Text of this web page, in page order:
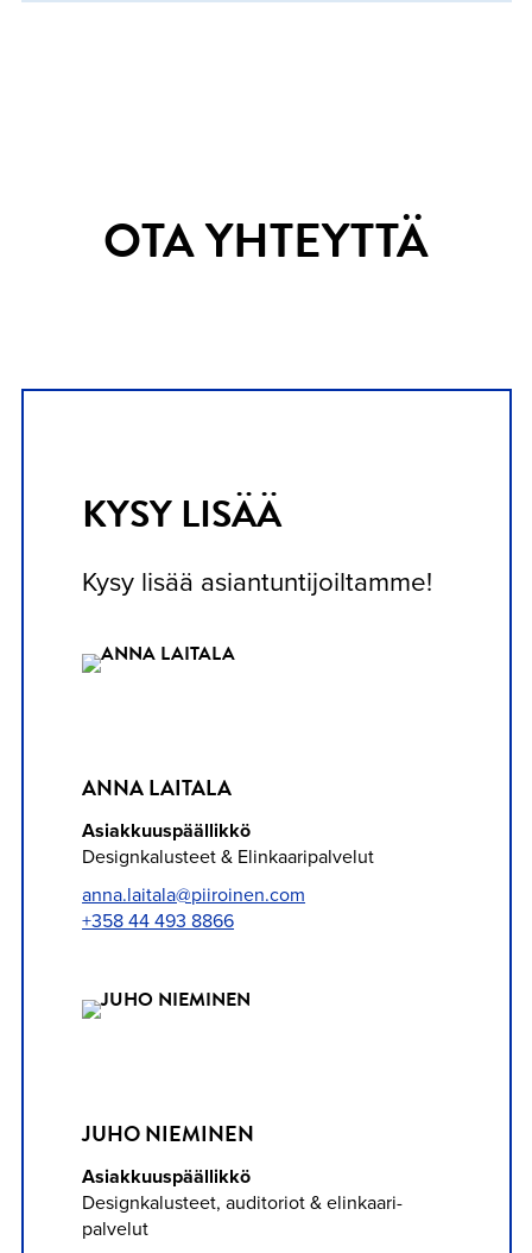
OTA YHTEYTTÄ
KYSY LISÄÄ
Kysy lisää asiantuntijoiltamme!
ANNA LAITALA
Asiakkuuspäällikkö
Designkalusteet & Elinkaari­palvelut
anna.laitala@piiroinen.com
+358 44 493 8866
JUHO NIEMINEN
Asiakkuuspäällikkö
Designkalusteet, auditoriot & elinkaari­
palvelut